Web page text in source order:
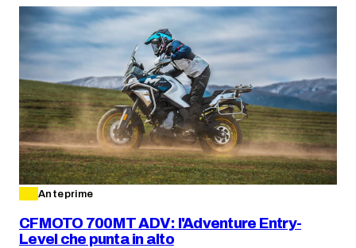
Anteprime
CFMOTO 700MT ADV: l'Adventure Entry-
Level che punta in alto